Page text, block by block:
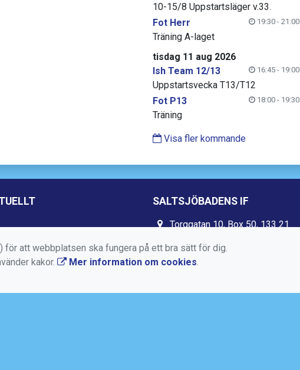
10-15/8 Uppstartsläger v.33.
Fot Herr
19:30 - 21:00
Träning A-laget
tisdag 11 aug 2026
Ish Team 12/13
16:45 - 19:00
Uppstartsvecka T13/T12
Fot P13
18:00 - 19:30
Träning
Visa fler kommande
SALTSJÖBADENS IF
Torggatan 10, Box 50, 133 21
08-717 88 94
för att webbplatsen ska fungera på ett bra sätt för dig.
kakor.
Mer information om cookies.